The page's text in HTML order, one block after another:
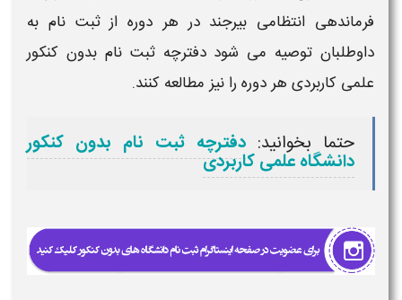
فرماندهی انتظامی بیرجند در هر دوره از ثبت نام به
داوطلبان توصیه می شود دفترچهثبت نام بدون کنکور
علمی کاربردی هر دوره را نیز مطالعه کنند.
حتما بخوانید: دفترچه ثبت نام بدون کنکور
دانشگاه علمی کاربردی